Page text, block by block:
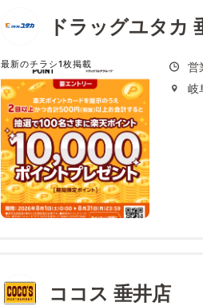
ドラッグユタカ
最新のチラシ1枚掲載
営
岐
ココス 垂井店